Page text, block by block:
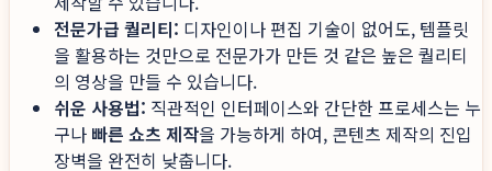
전문가급 퀄리티: 디자인이나 편집 기술이 없어도, 템플릿
을 활용하는 것만으로 전문가가 만든 것 같은 높은 퀄리티
의 영상을 만들 수 있습니다.
쉬운 사용법: 직관적인 인터페이스와 간단한 프로세스는 누
구나 빠른 쇼츠 제작을 가능하게 하여, 콘텐츠 제작의 진입
장벽을 완전히 낮춥니다.